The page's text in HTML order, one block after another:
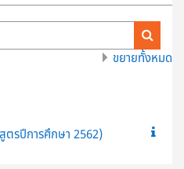
ค้นหาร
ขยายทั้งหมด
รปีการศึกษา 2562)